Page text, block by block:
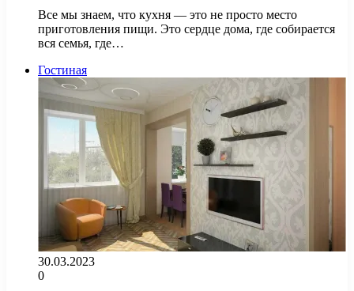
Все мы знаем, что кухня — это не просто место
приготовления пищи. Это сердце дома, где собирается
вся семья, где…
Гостиная
30.03.2023
0